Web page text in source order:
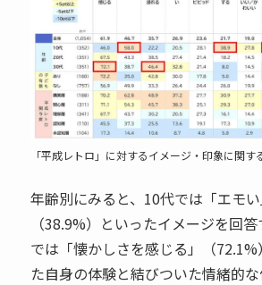
「平成レトロ」に対するイメージ・印象に関す
年齢別にみると、10代では「エモ
（38.9%）といったイメージを回
では「懐かしさを感じる」（
た自身の体験と結びついた情緒的